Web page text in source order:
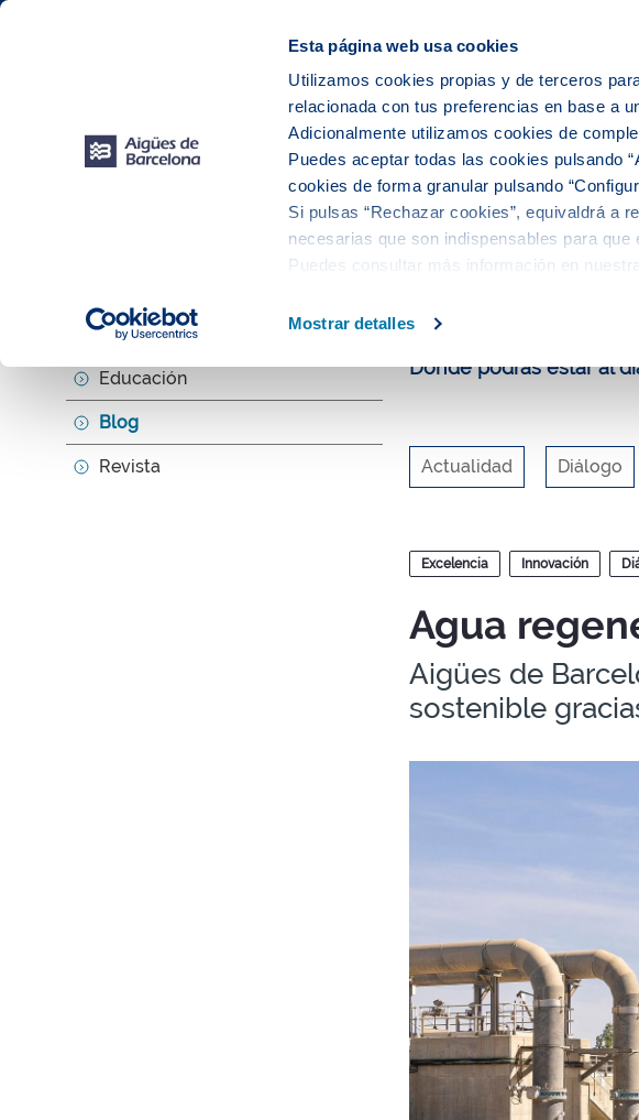
Esta página web usa cookies
Utilizamos cookies propias y de terceros
relacionada con tus preferencias en base a
Adicionalmente utilizamos cookies de
Puedes aceptar todas las cookies pulsando
cookies de forma granular pulsando
Si pulsas “Rechazar cookies”, equivaldrá a
necesarias que son indispensables para
Puedes consultar más información en nuestra
Mostrar detalles
Tu servicio del agua
Agenda
Educación
Blog
Revista
Explora, educa y participa
Donde podrás estar al
Actualidad Diálogo
Blogs
Excelencia Innovación
Agua
Aigües de
sostenible